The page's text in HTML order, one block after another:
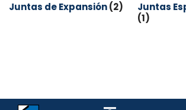
Juntas de Expansión(2)
Juntas
(1)